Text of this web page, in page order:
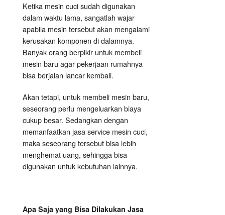
Ketika mesin cuci sudah digunakan
dalam waktu lama, sangatlah wajar
apabila mesin tersebut akan mengalami
kerusakan komponen di dalamnya.
Banyak orang berpikir untuk membeli
mesin baru agar pekerjaan rumahnya
bisa berjalan lancar kembali.
Akan tetapi, untuk membeli mesin baru,
seseorang perlu mengeluarkan biaya
cukup besar. Sedangkan dengan
memanfaatkan jasa service mesin cuci,
maka seseorang tersebut bisa lebih
menghemat uang, sehingga bisa
digunakan untuk kebutuhan lainnya.
Apa Saja yang Bisa Dilakukan Jasa